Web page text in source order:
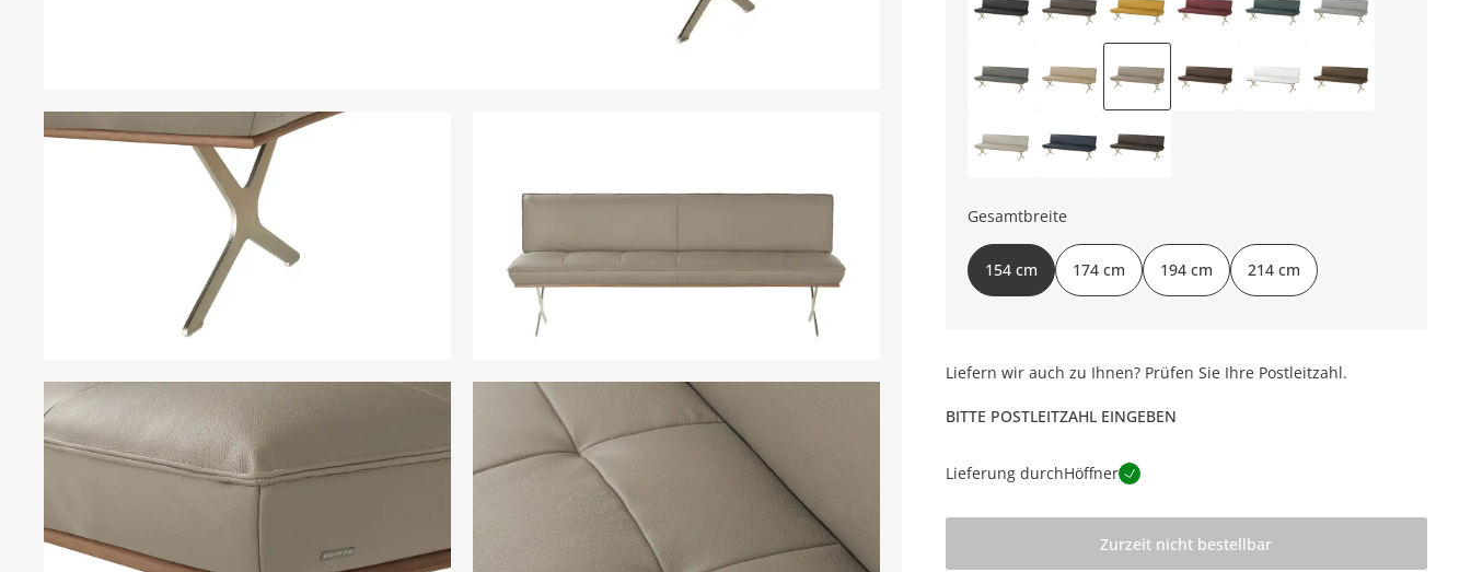
Gesamtbreite
154 cm 174 cm 194 cm 214 cm
Liefern wir auch zu Ihnen? Prüfen Sie Ihre Postleitzahl.
BITTE POSTLEITZAHL EINGEBEN
Lieferung durchHöffner
Zurzeit nicht bestellbar